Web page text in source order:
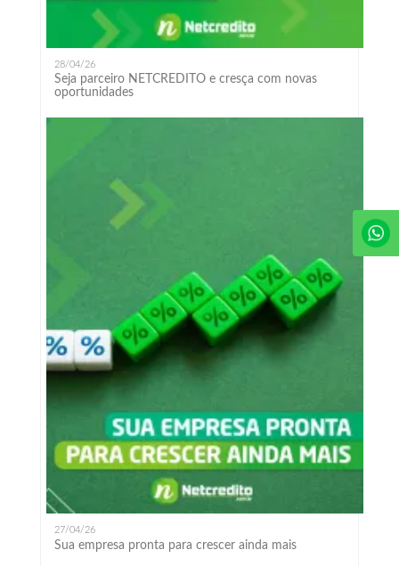
28/04/26
Seja parceiro NETCREDITO e cresça com novas
oportunidades
27/04/26
Sua empresa pronta para crescer ainda mais